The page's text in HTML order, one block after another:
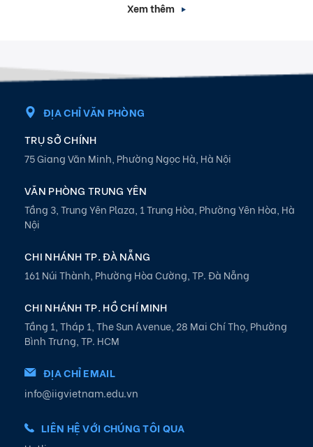
Xem thêm
ĐỊA CHỈ VĂN PHÒNG
TRỤ SỞ CHÍNH
75 Giang Văn Minh, Phường Ngọc Hà, Hà Nội
VĂN PHÒNG TRUNG YÊN
Tầng 3, Trung Yên Plaza, 1 Trung Hòa, Phường Yên Hòa, Hà
Nội
CHI NHÁNH TP. ĐÀ NẴNG
161 Núi Thành, Phường Hòa Cường, TP. Đà Nẵng
CHI NHÁNH TP. HỒ CHÍ MINH
Tầng 1, Tháp 1, The Sun Avenue, 28 Mai Chí Thọ, Phường
Bình Trưng, TP. HCM
ĐỊA CHỈ EMAIL
info@iigvietnam.edu.vn
LIÊN HỆ VỚI CHÚNG TÔI QUA